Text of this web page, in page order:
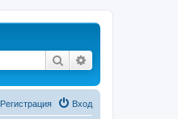
Поиск
Вход
Регистрация